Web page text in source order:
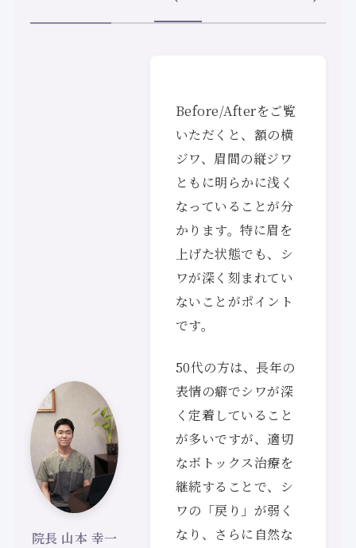
院長 山本 幸一
Before/Afterをご覧
いただくと、額の横
ジワ、眉間の縦ジワ
ともに明らかに浅く
なっていることが分
かります。特に眉を
上げた状態でも、シ
ワが深く刻まれてい
ないことがポイント
です。
50代の方は、長年の
表情の癖でシワが深
く定着していること
が多いですが、適切
なボトックス治療を
継続することで、シ
ワの「戻り」が弱く
なり、さらに自然な